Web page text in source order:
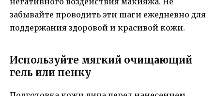
забывайте проводить эти шаги ежедневно для
поддержания здоровой и красивой кожи.
Используйте мягкий очищающий
гель или пенку